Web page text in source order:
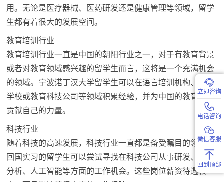
用。无论是医疗器械、医药研发还是健康管理等领域，留学
生都有着很大的发展空间。
教育培训行业
教育培训行业一直是中国的朝阳行业之一，对于有教育背景
或者对教育领域感兴趣的留学生而言，这将是一个充满机会
的领域。宁波诺丁汉大学留学生可以在语言培训机构、国际
学校或教育科技公司等领域积累经验，并为中国的教育事业
贡献自己的力量。
科技行业
随着科技的高速发展，科技行业一直都是备受瞩目的领域。
回国实习的留学生可以尝试寻找在科技公司从事研发、数据
分析、人工智能等方面的工作机会。这些岗位薪资待遇较
立即咨询
电话咨询
微信客服
回到顶部